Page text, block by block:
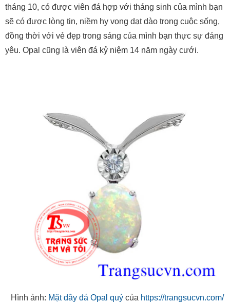
tháng 10, có được viên đá hợp với tháng sinh của mình bạn
sẽ có được lòng tin, niềm hy vọng dạt dào trong cuộc sống,
đồng thời với vẻ đẹp trong sáng của mình bạn thực sự đáng
yêu. Opal cũng là viên đá kỷ niệm 14 năm ngày cưới.
Hình ảnh: Mặt dây đá Opal quýcủa https://trangsucvn.com/